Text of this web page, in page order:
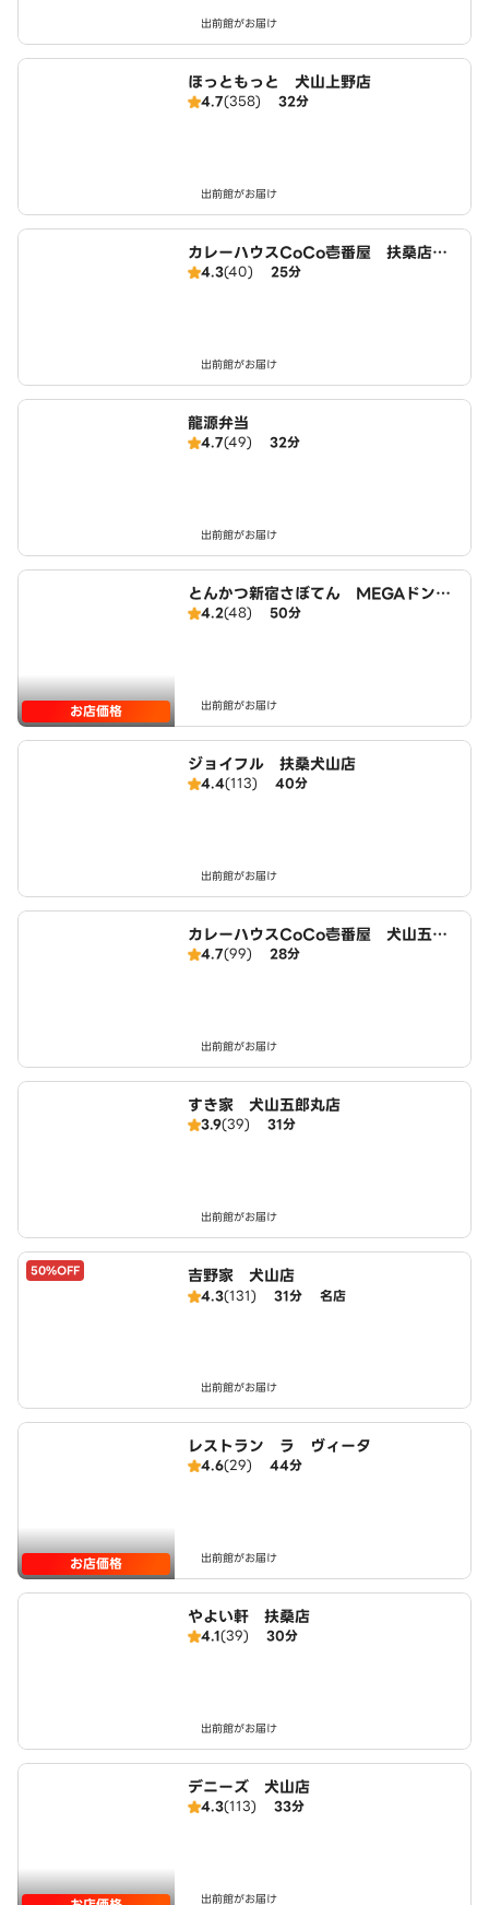
出前館がお届け
ほっともっと 犬山上野店
4.7(358) 32分
出前館がお届け
カレーハウスCoCo壱番屋 扶桑店（S
D）
4.3(40) 25分
出前館がお届け
龍源弁当
4.7(49) 32分
出前館がお届け
お店価格
とんかつ新宿さぼてん MEGAドンキ
ホーテUNY大口店
4.2(48) 50分
出前館がお届け
ジョイフル 扶桑犬山店
4.4(113) 40分
出前館がお届け
カレーハウスCoCo壱番屋 犬山五郎
丸店（SD）
4.7(99) 28分
出前館がお届け
すき家 犬山五郎丸店
3.9(39) 31分
出前館がお届け
50%OFF 吉野家 犬山店
4.3(131) 31分 名店
出前館がお届け
お店価格
レストラン ラ ヴィータ
4.6(29) 44分
出前館がお届け
やよい軒 扶桑店
4.1(39) 30分
出前館がお届け
デニーズ 犬山店
4.3(113) 33分
出前館がお届け